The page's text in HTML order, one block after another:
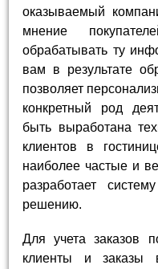
оказываемый
мнение
обрабатывать ту
вам в результате
позволяет
конкретный род
быть выработана
клиентов в
наиболее частые и
разработает
решению.
Для учета заказов
клиенты и заказы